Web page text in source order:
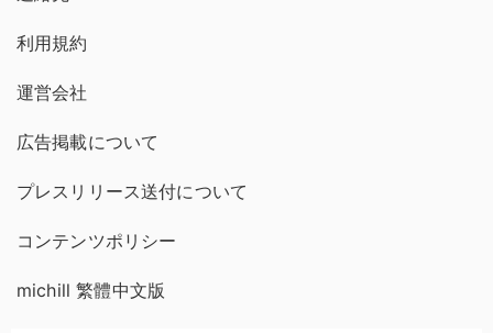
利用規約
運営会社
広告掲載について
プレスリリース送付について
コンテンツポリシー
michill 繁體中文版